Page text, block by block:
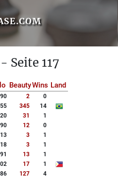
Seite 117
BeautyWins Land
2
0
345
14
31
1
12
0
3
1
3
1
13
1
17
1
127
4